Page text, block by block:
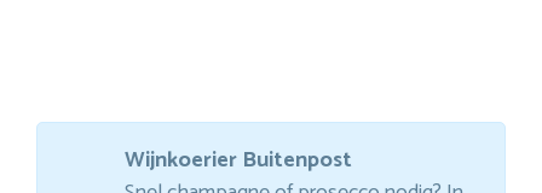
Wijnkoerier Buitenpost